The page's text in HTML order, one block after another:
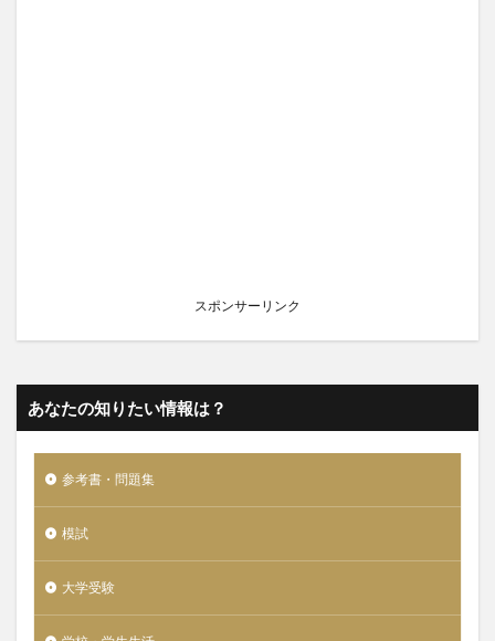
スポンサーリンク
あなたの知りたい情報は？
参考書・問題集
模試
大学受験